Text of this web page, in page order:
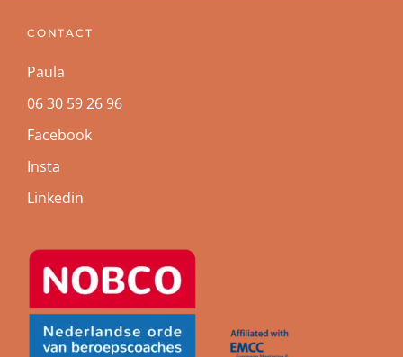
CONTACT
Paula
06 30 59 26 96
Facebook
Insta
Linkedin